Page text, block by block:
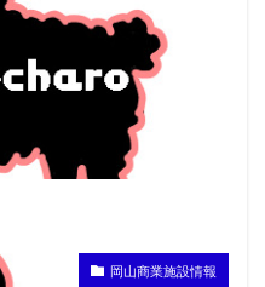
岡山商業施設情報